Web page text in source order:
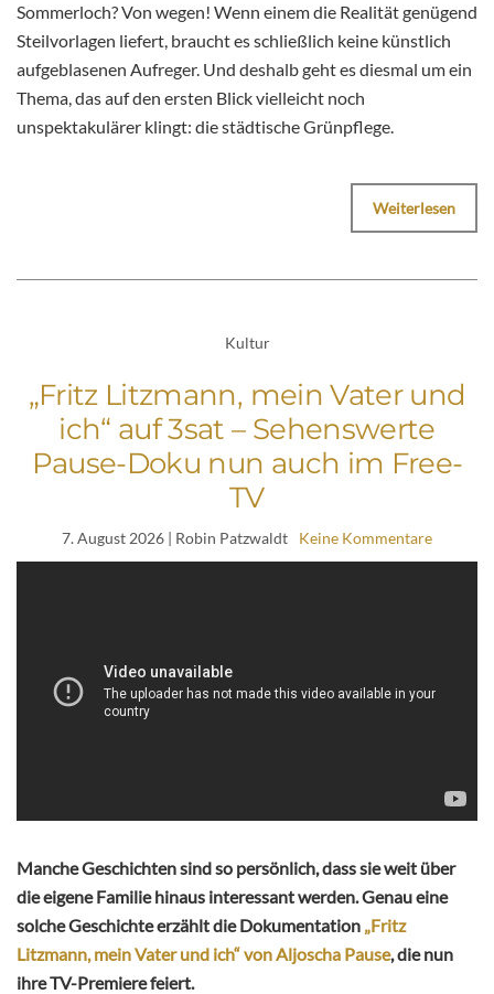
Sommerloch? Von wegen! Wenn einem die Realität genügend
Steilvorlagen liefert, braucht es schließlich keine künstlich
aufgeblasenen Aufreger. Und deshalb geht es diesmal um ein
Thema, das auf den ersten Blick vielleicht noch
unspektakulärer klingt: die städtische Grünpflege.
Weiterlesen
Kultur
„Fritz Litzmann, mein Vater und
ich“ auf 3sat – Sehenswerte
Pause-Doku nun auch im Free-
TV
7. August 2026 | Robin Patzwaldt Keine Kommentare
Manche Geschichten sind so persönlich, dass sie weit über
die eigene Familie hinaus interessant werden. Genau eine
solche Geschichte erzählt die Dokumentation „Fritz
Litzmann, mein Vater und ich“ von Aljoscha Pause, die nun
ihre TV-Premiere feiert.